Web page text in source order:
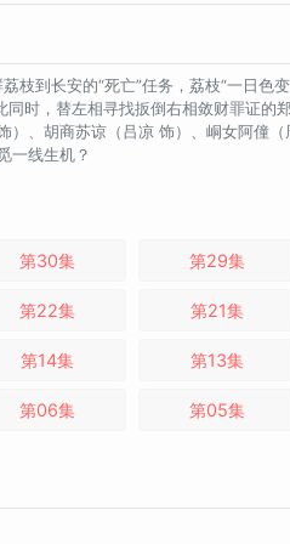
枝到长安的“死亡”任务，荔枝“一日色
时，替左相寻找扳倒右相敛财罪证的
、胡商苏谅（吕凉 饰）、峒女阿僮
一线生机？
第30集 第29集
第22集 第21集
第14集 第13集
第06集 第05集